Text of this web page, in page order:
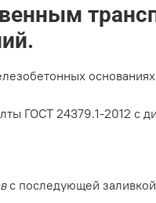
ГОСТ 24379.1-2012 с
с последующей